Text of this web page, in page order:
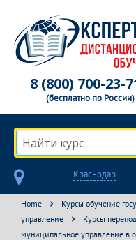
8 (800) 700-23-
(бесплатно по России)
Найти курс
Краснодар
Home
Курсы обучение
управление
Курсы
муниципальное управление в